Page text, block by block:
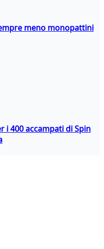
meno monopattini
i 400 accampati di Spin